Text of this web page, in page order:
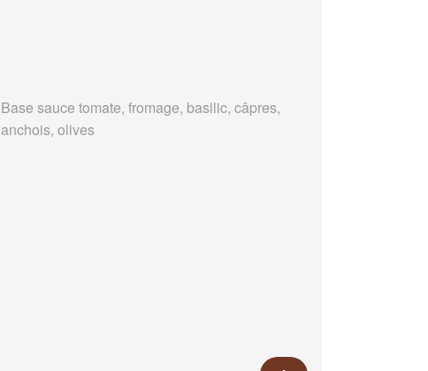
Base sauce tomate, fromage, basilic, câpres,
anchois, olives